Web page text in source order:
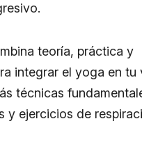
teoría, práctica y
integrar el yoga en tu
técnicas
y ejercicios de